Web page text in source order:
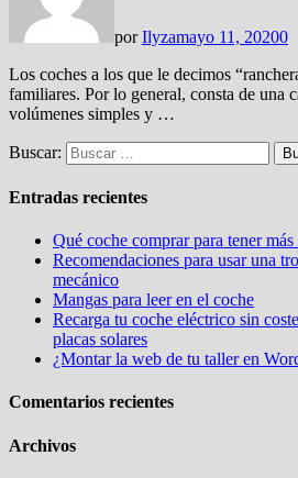
porIlyzamayo 11, 20200
Los coches a los que le decimos
familiares. Por lo general, consta de una
volúmenes simples y …
Buscar:
Entradas recientes
Qué coche comprar para tener más
Recomendaciones para usar una
mecánico
Mangas para leer en el coche
Recarga tu coche eléctrico sin
placas solares
¿Montar la web de tu taller en
Comentarios recientes
Archivos